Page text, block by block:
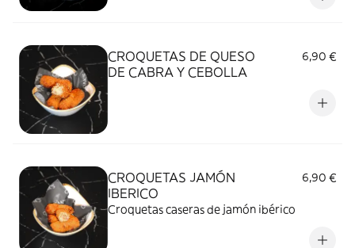
CROQUETAS DE QUESO
DE CABRA Y CEBOLLA
6,90 €
CROQUETAS JAMÓN
IBERICO
6,90 €
Croquetas caseras de jamón ibérico